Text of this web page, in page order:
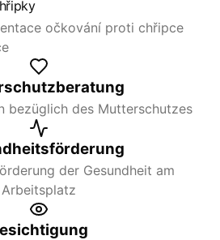
očkování proti chřipce
bezüglich des Mutterschutzes
der Gesundheit am
Arbeitsplatz